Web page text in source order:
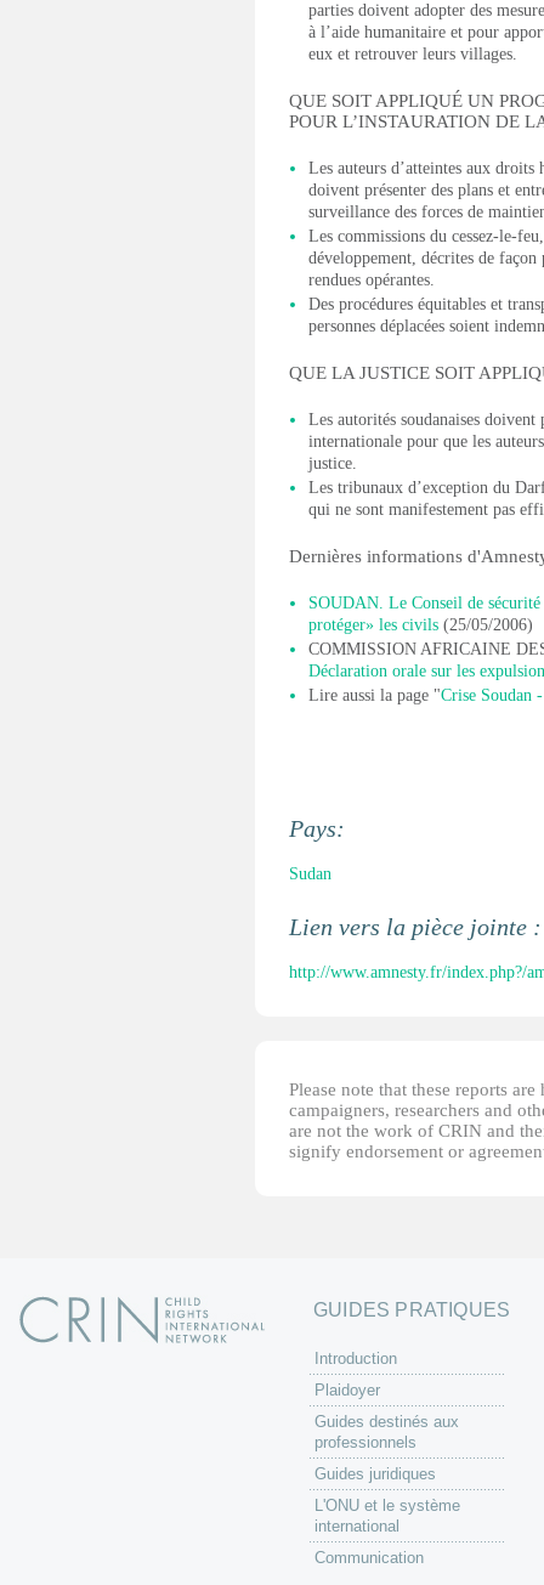
parties doivent adopter des
à l’aide humanitaire et pour
eux et retrouver leurs villages.
QUE SOIT APPLIQUÉ UN
POUR L’INSTAURATION DE
Les auteurs d’atteintes aux droits
doivent présenter des plans et
surveillance des forces de
Les commissions du cessez-le-
développement, décrites de façon
rendues opérantes.
Des procédures équitables et
personnes déplacées soient
QUE LA JUSTICE SOIT
Les autorités soudanaises
internationale pour que les
justice.
Les tribunaux d’exception du
qui ne sont manifestement pas
Dernières informations
SOUDAN. Le Conseil de sécurité
protéger» les civils (25/05/2006)
COMMISSION AFRICAINE
Déclaration orale sur les
Lire aussi la page "Crise Soudan
Pays:
Sudan
Lien vers la pièce jointe
http://www.amnesty.fr/index.php?/
Please note that these reports
campaigners, researchers and
are not the work of CRIN and
signify endorsement or
GUIDES PRATIQUES
Introduction
Plaidoyer
Guides destinés aux
professionnels
Guides juridiques
L'ONU et le système
international
Communication